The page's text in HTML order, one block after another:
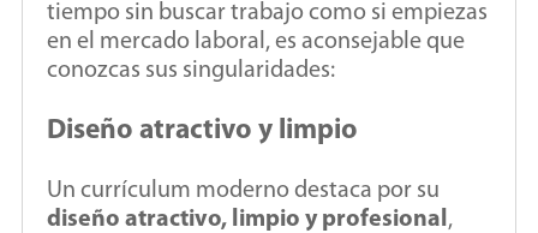
tiempo sin buscar trabajo como si empiezas
en el mercado laboral, es aconsejable que
conozcas sus singularidades:
Diseño atractivo y limpio
Un currículum moderno destaca por su
diseño atractivo, limpio y profesional,